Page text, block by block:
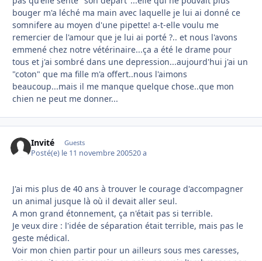
bouger m'a léché ma main avec laquelle je lui ai donné ce
somnifere au moyen d'une pipette! a-t-elle voulu me
remercier de l'amour que je lui ai porté ?.. et nous l'avons
emmené chez notre vétérinaire...ça a été le drame pour
tous et j'ai sombré dans une depression...aujourd'hui j'ai un
"coton" que ma fille m'a offert..nous l'aimons
beaucoup...mais il me manque quelque chose..que mon
chien ne peut me donner...
Invité Guests
Posté(e) le 11 novembre 200520 a
J'ai mis plus de 40 ans à trouver le courage d'accompagner
un animal jusque là où il devait aller seul.
A mon grand étonnement, ça n'était pas si terrible.
Je veux dire : l'idée de séparation était terrible, mais pas le
geste médical.
Voir mon chien partir pour un ailleurs sous mes caresses,